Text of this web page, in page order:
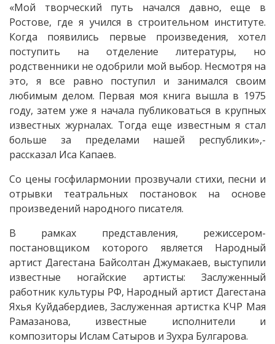
«Мой творческий путь начался давно, еще в
Ростове, где я учился в строительном институте.
Когда появились первые произведения, хотел
поступить на отделение литературы, но
родственники не одобрили мой выбор. Несмотря на
это, я все равно поступил и занимался своим
любимым делом. Первая моя книга вышла в 1975
году, затем уже я начала публиковаться в крупных
известных журналах. Тогда еще известным я стал
больше за пределами нашей республики»,-
рассказал Иса Капаев.
Со цены госфилармонии прозвучали стихи, песни и
отрывки театральных постановок на основе
произведений народного писателя.
В рамках представления, режиссером-
постановщиком которого является Народный
артист Дагестана Байсолтан Джумакаев, выступили
известные ногайские артисты: Заслуженный
работник культуры РФ, Народный артист Дагестана
Яхья Куйдабердиев, Заслуженная артистка КЧР Мая
Рамазанова, известные исполнители и
композиторы Ислам Сатыров и Зухра Булгарова.